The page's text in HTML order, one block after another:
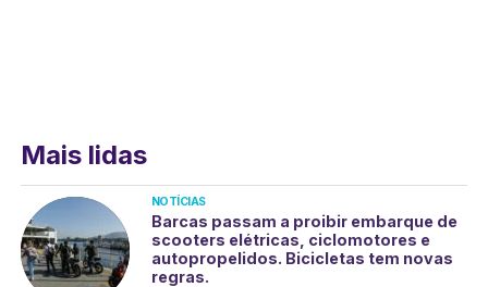
Mais lidas
NOTÍCIAS
Barcas passam a proibir embarque de
scooters elétricas, ciclomotores e
autopropelidos. Bicicletas tem novas
regras.